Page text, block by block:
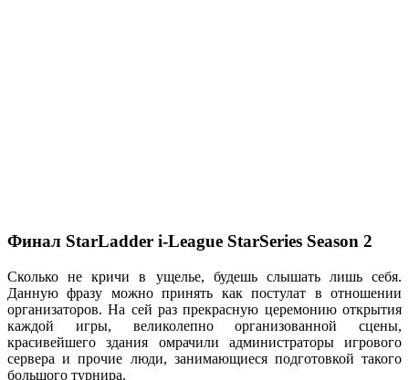
Финал StarLadder i-League StarSeries Season 2
Сколько не кричи в ущелье, будешь слышать лишь себя.
Данную фразу можно принять как постулат в отношении
организаторов. На сей раз прекрасную церемонию открытия
каждой игры, великолепно организованной сцены,
красивейшего здания омрачили администраторы игрового
сервера и прочие люди, занимающиеся подготовкой такого
большого турнира.